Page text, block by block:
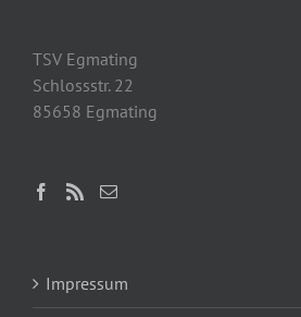
TSV Egmating
Schlossstr. 22
85658 Egmating
Impressum